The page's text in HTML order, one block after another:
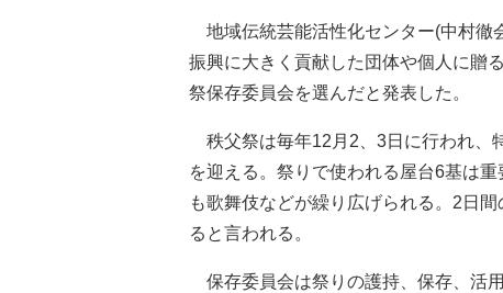
地域伝統芸能活性化センター(中村徹
振興に大きく貢献した団体や個人に贈
祭保存委員会を選んだと発表した。
秩父祭は毎年12月2、3日に行われ、
を迎える。祭りで使われる屋台6基は
も歌舞伎などが繰り広げられる。2日
ると言われる。
保存委員会は祭りの護持、保存、活